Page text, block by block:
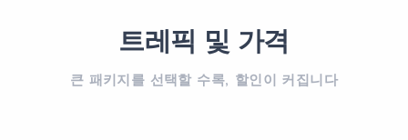
트레픽 및 가격
큰 패키지를 선택할 수록, 할인이 커집니다